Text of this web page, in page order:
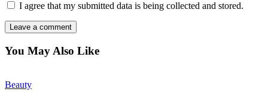
I agree that my submitted data is being collected and stored.
You May Also Like
Beauty